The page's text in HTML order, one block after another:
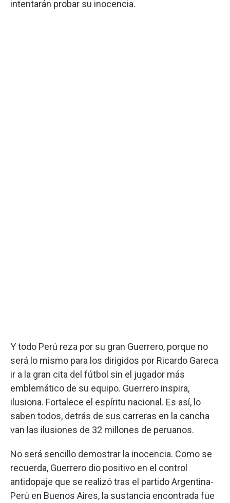
intentarán probar su inocencia.
Y todo Perú reza por su gran Guerrero, porque no
será lo mismo para los dirigidos por Ricardo Gareca
ir a la gran cita del fútbol sin el jugador más
emblemático de su equipo. Guerrero inspira,
ilusiona. Fortalece el espíritu nacional. Es así, lo
saben todos, detrás de sus carreras en la cancha
van las ilusiones de 32 millones de peruanos.
No será sencillo demostrar la inocencia. Como se
recuerda, Guerrero dio positivo en el control
antidopaje que se realizó tras el partido Argentina-
Perú en Buenos Aires, la sustancia encontrada fue